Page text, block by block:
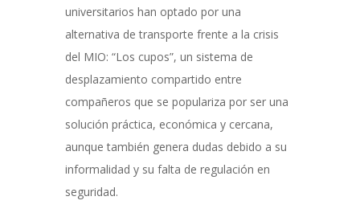
universitarios han optado por una
alternativa de transporte frente a la crisis
del MIO: “Los cupos”, un sistema de
desplazamiento compartido entre
compañeros que se populariza por ser una
solución práctica, económica y cercana,
aunque también genera dudas debido a su
informalidad y su falta de regulación en
seguridad.